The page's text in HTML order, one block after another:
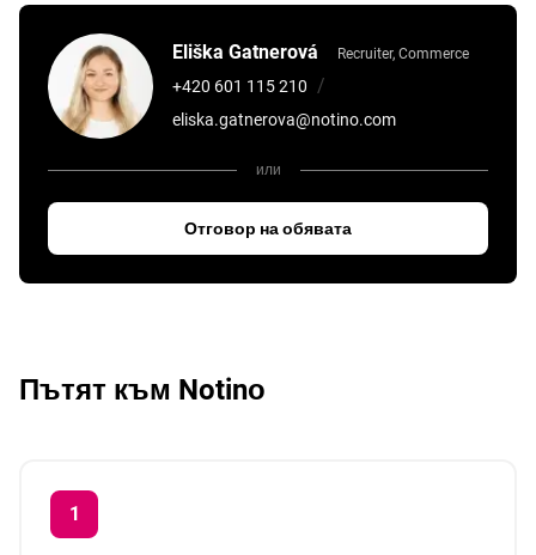
Eliška Gatnerová Recruiter, Commerce
+420 601 115 210 /
eliska.gatnerova@notino.com
или
Отговор на обявата
Пътят към Notinо